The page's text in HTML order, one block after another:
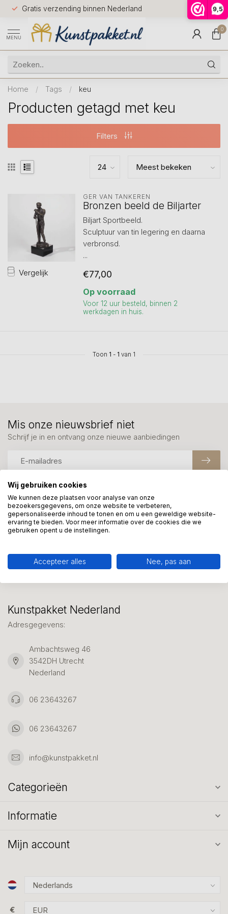
9,5
Gratis verzending binnen Nederland
Voor
huis
9.5
MENU
0
Home / Tags / keu
Producten getagd met keu
Filters
Vergelijk
GER VAN TANKEREN
Bronzen beeld de Biljarter
Biljart Sportbeeld.
Sculptuur van tin legering en daarna
verbronsd.
...
€77,00
Op voorraad
Voor 12 uur besteld, binnen 2
werkdagen in huis.
Toon 1 - 1 van 1
Meer informatie?
We helpen graag met uw keuze of geven advies, bel of app
ons 7 dagen per week: 06-23643267
Mis onze nieuwsbrief niet
Schrijf je in en ontvang onze nieuwe aanbiedingen
Kunstpakket Nederland
Adresgegevens:
Ambachtsweg 46
3542DH Utrecht
Nederland
06 23643267
06 23643267
info@kunstpakket.nl
Categorieën
Informatie
Mijn account
€
Wij gebruiken cookies
We kunnen deze plaatsen voor analyse van onze
bezoekersgegevens, om onze website te verbeteren,
gepersonaliseerde inhoud te tonen en om u een geweldige website-
ervaring te bieden. Voor meer informatie over de cookies die we
gebruiken opent u de instellingen.
Accepteer alles Nee, pas aan